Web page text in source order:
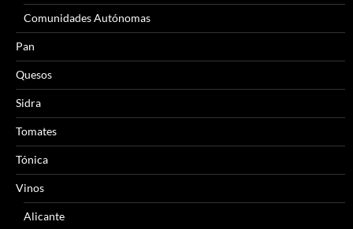
Comunidades Autónomas
Pan
Quesos
Sidra
Tomates
Tónica
Vinos
Alicante